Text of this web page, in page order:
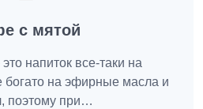
с мятой
напиток все-таки на
богато на эфирные масла и
поэтому при…